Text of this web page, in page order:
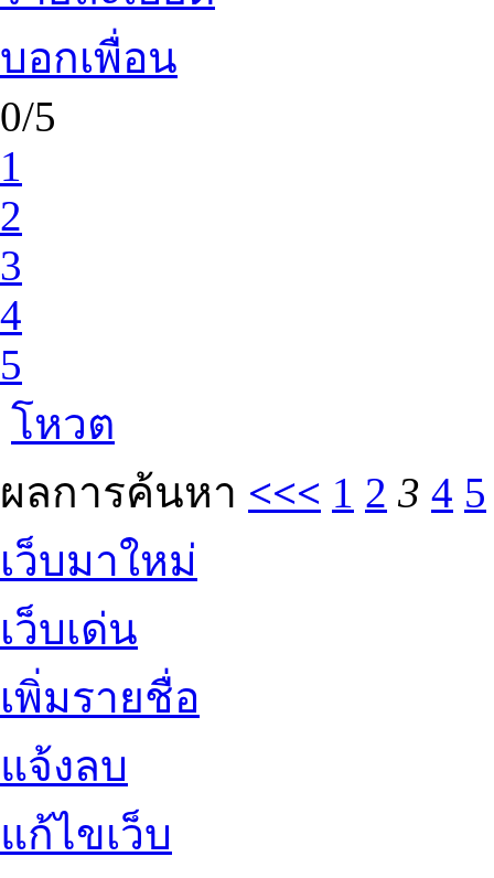
บอกเพื่อน
0/5
1
2
3
4
5
โหวต
ผลการค้นหา <<< 1 2 3 4 5
เว็บมาใหม่
เว็บเด่น
เพิ่มรายชื่อ
แจ้งลบ
แก้ไขเว็บ